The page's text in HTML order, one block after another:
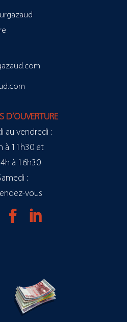
D’OUVERTURE
au vendredi :
à 11h30 et
à 16h30
:
vous